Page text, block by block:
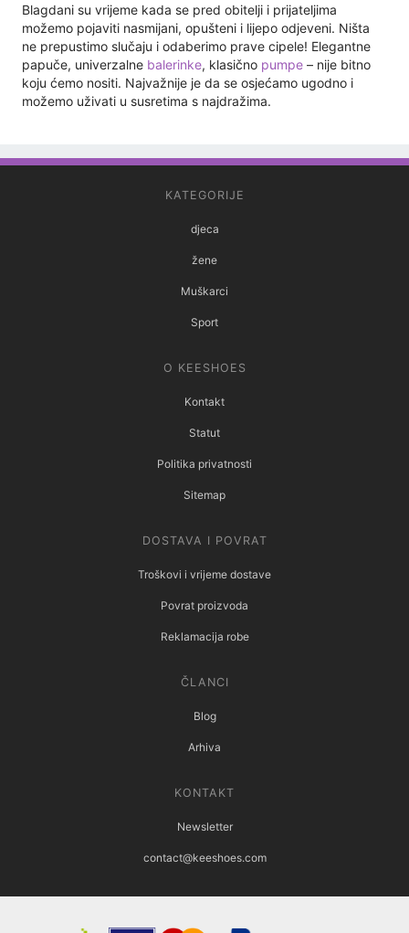
Blagdani su vrijeme kada se pred obitelji i prijateljima
možemo pojaviti nasmijani, opušteni i lijepo odjeveni. Ništa
ne prepustimo slučaju i odaberimo prave cipele! Elegantne
papuče, univerzalne balerinke, klasično pumpe – nije bitno
koju ćemo nositi. Najvažnije je da se osjećamo ugodno i
možemo uživati ​​u susretima s najdražima.
KATEGORIJE
djeca
žene
Muškarci
Sport
O KEESHOES
Kontakt
Statut
Politika privatnosti
Sitemap
DOSTAVA I POVRAT
Troškovi i vrijeme dostave
Povrat proizvoda
Reklamacija robe
ČLANCI
Blog
Arhiva
KONTAKT
Newsletter
contact@keeshoes.com